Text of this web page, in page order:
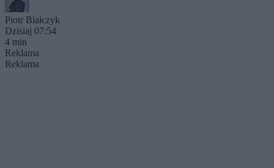
Piotr Białczyk
Dzisiaj 07:54
4 min
Reklama
Reklama